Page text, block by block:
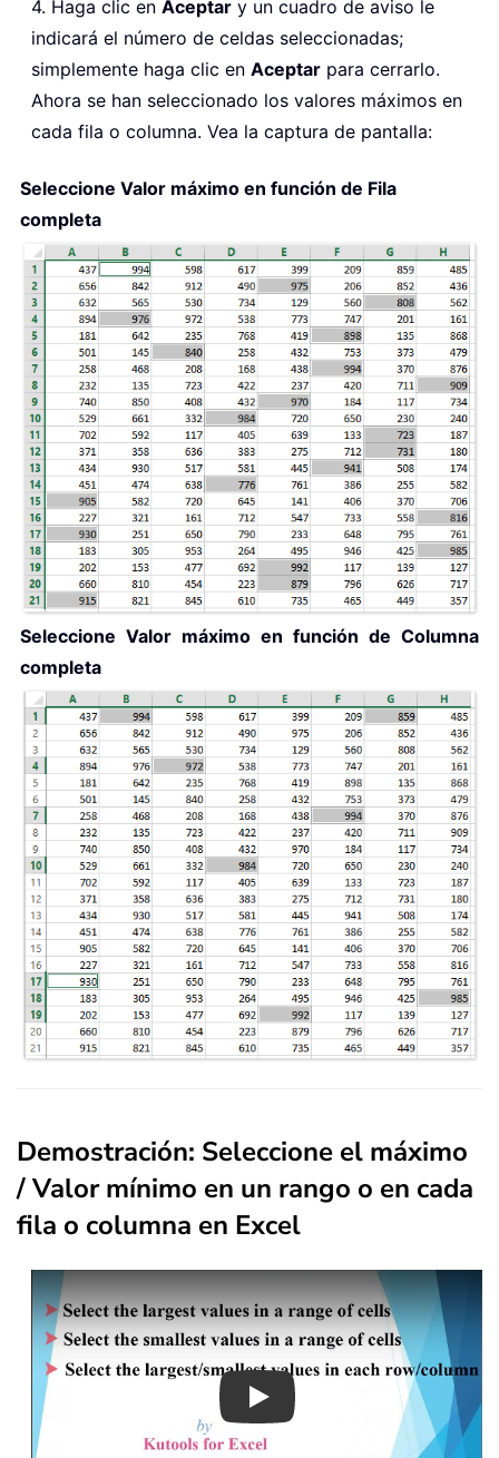
4. Haga clic en Aceptar y un cuadro de aviso le
indicará el número de celdas seleccionadas;
simplemente haga clic en Aceptar para cerrarlo.
Ahora se han seleccionado los valores máximos en
cada fila o columna. Vea la captura de pantalla:
Seleccione Valor máximo en función de Fila
completa
Seleccione Valor máximo en función de Columna
completa
Demostración: Seleccione el máximo
/ Valor mínimo en un rango o en cada
fila o columna en Excel
Play